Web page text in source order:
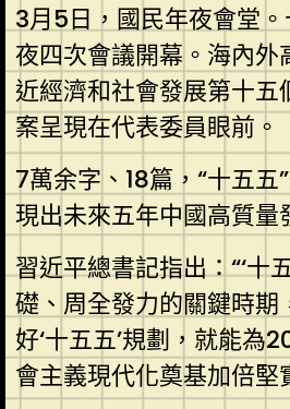
3月5日，國民年夜會堂
夜四次會議開幕。海內外
近經濟和社會發展第十五
案呈現在代表委員眼前。
7萬余字、18篇，“十五五
現出未來五年中國高質量
習近平總書記指出：“‘十
礎、周全發力的關鍵時期
好‘十五五’規劃，就能為
會主義現代化奠基加倍堅